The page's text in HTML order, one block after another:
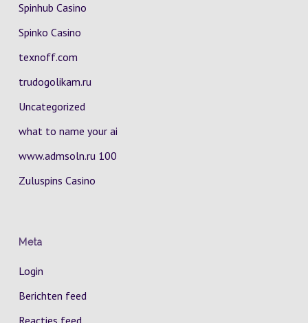
Spinhub Casino
Spinko Casino
texnoff.com
trudogolikam.ru
Uncategorized
what to name your ai
www.admsoln.ru 100
Zuluspins Casino
Meta
Login
Berichten feed
Reacties feed